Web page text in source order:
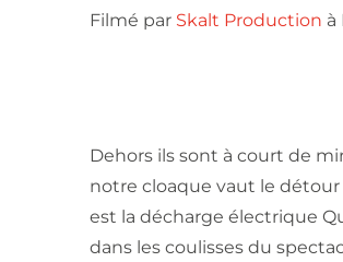
Filmé par Skalt Production à
Dehors ils sont à court de
notre cloaque vaut le
est la décharge électrique
dans les coulisses du